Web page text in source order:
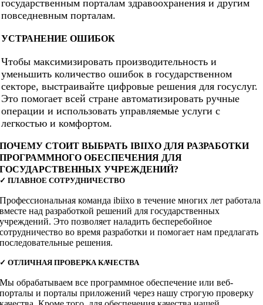
государственным порталам здравоохранения и другим
повседневным порталам.
УСТРАНЕНИЕ ОШИБОК
Чтобы максимизировать производительность и
уменьшить количество ошибок в государственном
секторе, выстраивайте цифровые решения для госуслуг.
Это помогает всей стране автоматизировать ручные
операции и использовать управляемые услуги с
легкостью и комфортом.
ПОЧЕМУ СТОИТ ВЫБРАТЬ IBIIXO ДЛЯ РАЗРАБОТКИ
ПРОГРАММНОГО ОБЕСПЕЧЕНИЯ ДЛЯ
ГОСУДАРСТВЕННЫХ УЧРЕЖДЕНИЙ?
✓ ПЛАВНОЕ СОТРУДНИЧЕСТВО
Профессиональная команда ibiixo в течение многих лет работала
вместе над разработкой решений для государственных
учреждений. Это позволяет наладить бесперебойное
сотрудничество во время разработки и помогает нам предлагать
последовательные решения.
✓ ОТЛИЧНАЯ ПРОВЕРКА КАЧЕСТВА
Мы обрабатываем все программное обеспечение или веб-
порталы и порталы приложений через нашу строгую проверку